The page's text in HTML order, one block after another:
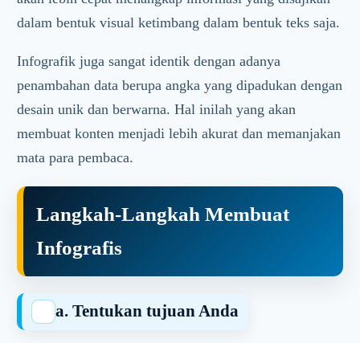
dalam bentuk visual ketimbang dalam bentuk teks saja.
Infografik juga sangat identik dengan adanya
penambahan data berupa angka yang dipadukan dengan
desain unik dan berwarna. Hal inilah yang akan
membuat konten menjadi lebih akurat dan memanjakan
mata para pembaca.
Langkah-Langkah Membuat
Infografis
a. Tentukan tujuan Anda